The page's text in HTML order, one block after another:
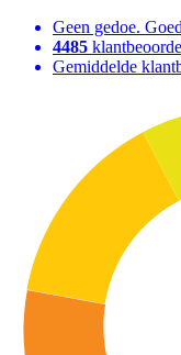
Geen gedoe.
4485
Gemiddelde